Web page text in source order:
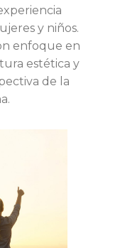
y niños.
enfoque en
estética y
de la